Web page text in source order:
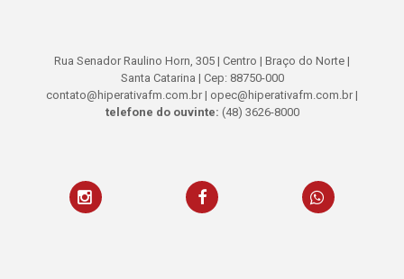
Rua Senador Raulino Horn, 305 | Centro | Braço do Norte |
Santa Catarina | Cep: 88750-000
contato@hiperativafm.com.br | opec@hiperativafm.com.br |
telefone do ouvinte: (48) 3626-8000